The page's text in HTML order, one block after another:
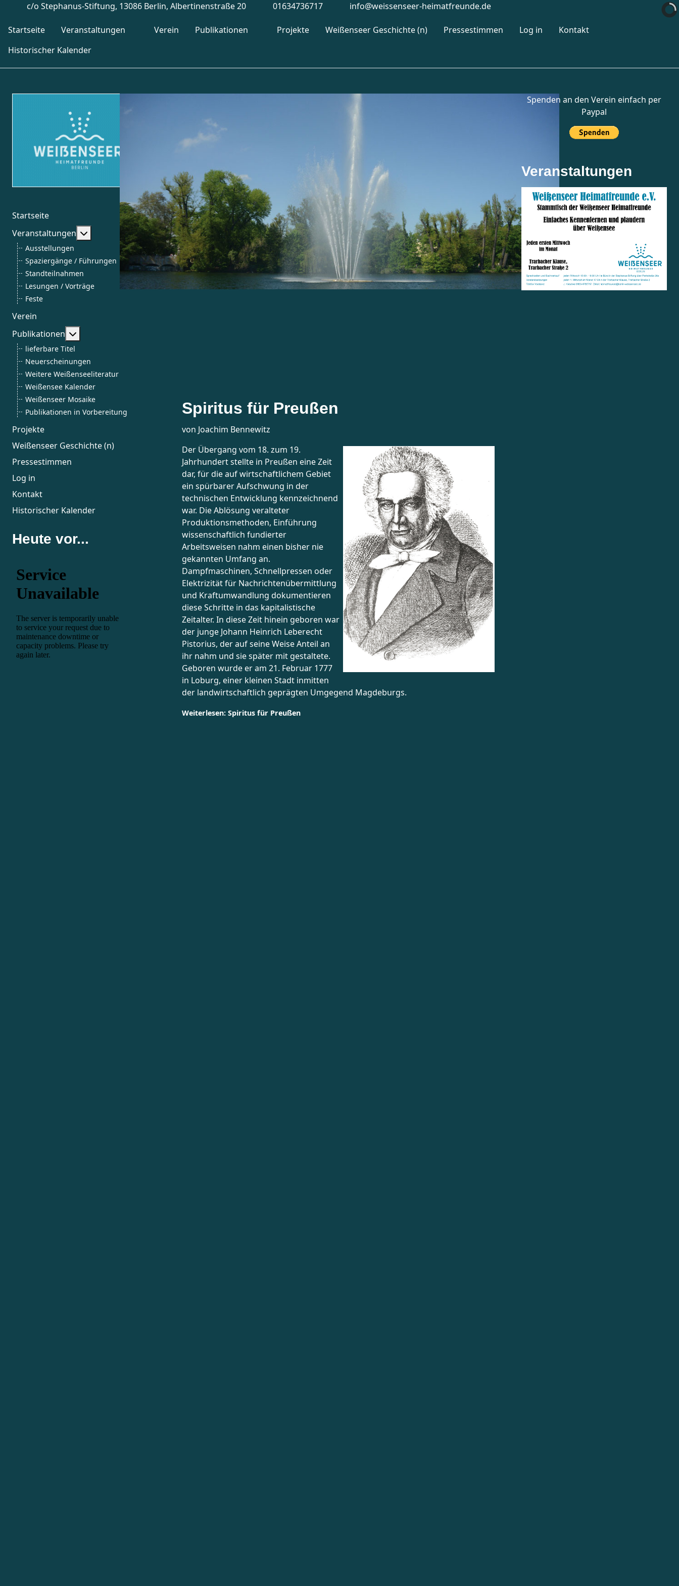
c/o Stephanus-Stiftung, 13086 Berlin, Albertinenstraße 20 01634736717 info@weissenseer-heimatfreunde.de
Startseite Veranstaltungen Verein Publikationen Projekte Weißenseer Geschichte (n) Pressestimmen Log in
Kontakt
Historischer Kalender
Startseite
Veranstaltungen
Weitere Informationen: Veranstaltungen
Ausstellungen
Spaziergänge / Führungen
Standteilnahmen
Lesungen / Vorträge
Feste
Verein
Publikationen
Weitere Informationen: Publikationen
lieferbare Titel
Neuerscheinungen
Weitere Weißenseeliteratur
Weißensee Kalender
Weißenseer Mosaike
Publikationen in Vorbereitung
Projekte
Weißenseer Geschichte (n)
Pressestimmen
Log in
Kontakt
Historischer Kalender
Heute vor...
Spiritus für Preußen
von Joachim Bennewitz
Der Übergang vom 18. zum 19.
Jahrhundert stellte in Preußen eine Zeit
dar, für die auf wirtschaftlichem Gebiet
ein spürbarer Aufschwung in der
technischen Entwicklung kennzeichnend
war. Die Ablösung veralteter
Produktionsmethoden, Einführung
wissenschaftlich fundierter
Arbeitsweisen nahm einen bisher nie
gekannten Umfang an.
Dampfmaschinen, Schnellpressen oder
Elektrizität für Nachrichtenübermittlung
und Kraftumwandlung dokumentieren
diese Schritte in das kapitalistische
Zeitalter. In diese Zeit hinein geboren war
der junge Johann Heinrich Leberecht
Pistorius, der auf seine Weise Anteil an
ihr nahm und sie später mit gestaltete.
Geboren wurde er am 21. Februar 1777
in Loburg, einer kleinen Stadt inmitten
der landwirtschaftlich geprägten Umgegend Magdeburgs.
Weiterlesen: Spiritus für Preußen
Spenden an den Verein einfach per
Paypal
Veranstaltungen